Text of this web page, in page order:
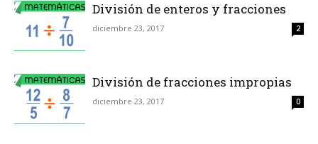
División de enteros y fracciones
diciembre 23, 2017 2
División de fracciones impropias
diciembre 23, 2017 0